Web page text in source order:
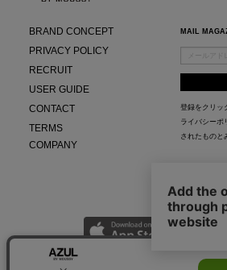
BRAND CONCEPT
PRIVACY POLICY
RECRUIT
USER GUIDE
CONTACT
TERMS
COMPANY
MAIL
登録をクリッ
ライバシーポ
されたものと
AZUL APP